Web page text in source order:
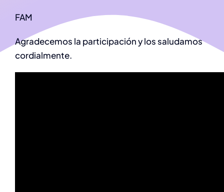
FAM
Agradecemos la participación y los saludamos
cordialmente.